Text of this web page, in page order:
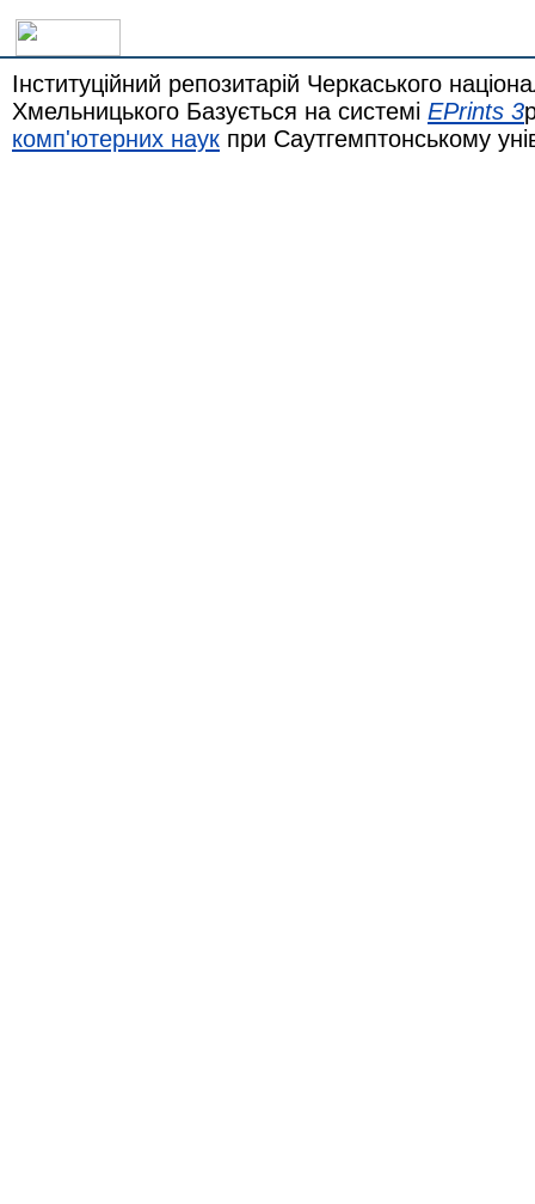
Інституційний репозитарій Черкаського
Хмельницького Базується на системі EPrints 3
комп'ютерних наук при Саутгемптонському